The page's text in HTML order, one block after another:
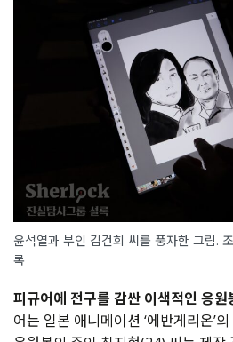
윤석열과 부인 김건희 씨를 풍자한 그림.
록
피규어에 전구를 감싼 이색적인 응
어는 일본 애니메이션 ‘에반게리온’